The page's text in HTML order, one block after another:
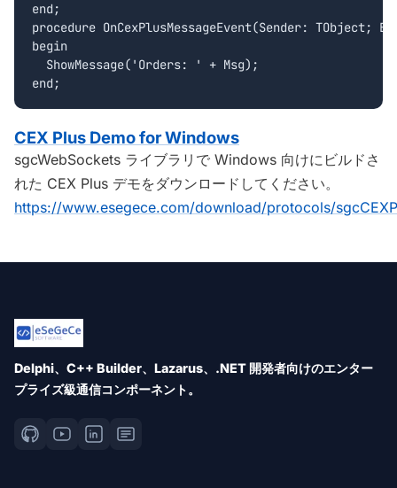
end;
procedure OnCexPlusMessageEvent(Sender: TObject;
begin
  ShowMessage('Orders: ' + Msg);
CEX Plus Demo for Windows
sgcWebSockets ライブラリで Windows 向けにビルドさ
れた CEX Plus デモをダウンロードしてください。
https://www.esegece.com/download/protocols/
Delphi、C++ Builder、Lazarus、.NET 開発者向けのエンター
プライズ級通信コンポーネント。